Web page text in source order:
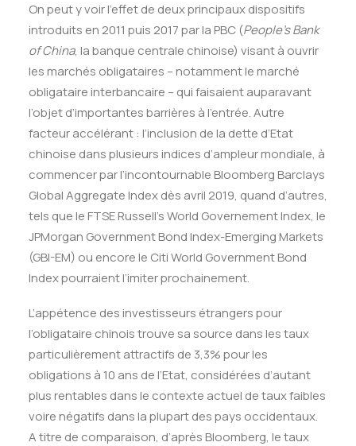
On peut y voir l’effet de deux principaux dispositifs
introduits en 2011 puis 2017 par la PBC (People’s Bank
of China, la banque centrale chinoise) visant à ouvrir
les marchés obligataires – notamment le marché
obligataire interbancaire – qui faisaient auparavant
l’objet d’importantes barrières à l’entrée. Autre
facteur accélérant : l’inclusion de la dette d’Etat
chinoise dans plusieurs indices d’ampleur mondiale, à
commencer par l’incontournable Bloomberg Barclays
Global Aggregate Index dès avril 2019, quand d’autres,
tels que le FTSE Russell’s World Governement Index, le
JPMorgan Government Bond Index-Emerging Markets
(GBI-EM) ou encore le Citi World Government Bond
Index pourraient l’imiter prochainement.
L’appétence des investisseurs étrangers pour
l’obligataire chinois trouve sa source dans les taux
particulièrement attractifs de 3,3% pour les
obligations à 10 ans de l’Etat, considérées d’autant
plus rentables dans le contexte actuel de taux faibles
voire négatifs dans la plupart des pays occidentaux.
A titre de comparaison, d’après Bloomberg, le taux